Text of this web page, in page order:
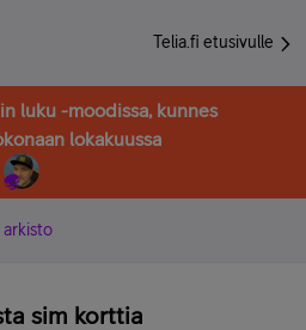
Telia.fi etusivulle
luku -moodissa, kunnes
lokakuussa
arkisto
sim korttia